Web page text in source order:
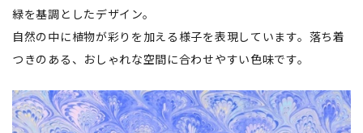
緑を基調としたデザイン。
自然の中に植物が彩りを加える様子を表現しています。落ち着
つきのある、おしゃれな空間に合わせやすい色味です。